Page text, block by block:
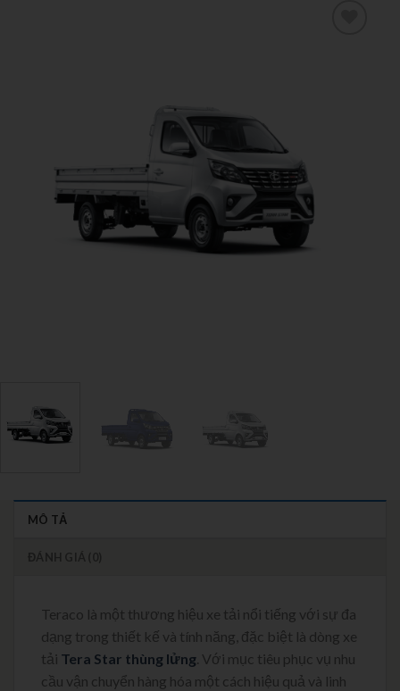
MÔ TẢ
Teraco là một thương hiệu xe tải nổi tiếng với sự đa
dạng trong thiết kế và tính năng, đặc biệt là dòng xe
tải Tera Star thùng lửng. Với mục tiêu phục vụ nhu
cầu vận chuyển hàng hóa một cách hiệu quả và linh